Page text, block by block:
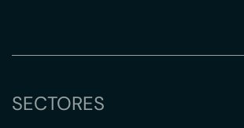
SECTORES